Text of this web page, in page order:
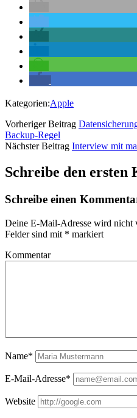
Kategorien:Apple
Vorheriger Beitrag
Backup-Regel
Nächster Beitrag Interview mit
Schreibe den ersten
Schreibe einen
Deine E-Mail-Adresse wird nicht
Felder sind mit * markiert
Kommentar
Name*
E-Mail-Adresse*
Website